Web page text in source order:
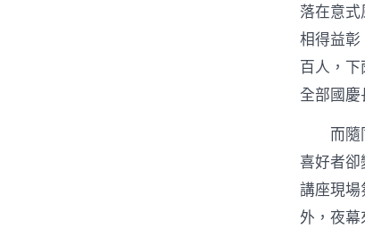
落在意
相得益彰
百人，
全部國慶
而隨
喜好者卻
講座現
外，夜